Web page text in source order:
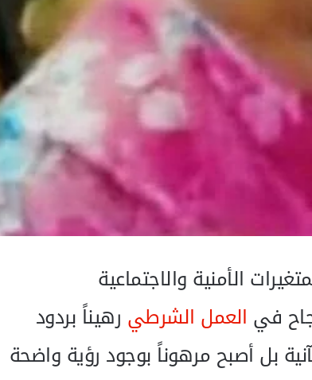
الأمنية والاجتماعية
في العمل الشرطي رهيناً بردود
بل أصبح مرهوناً بوجود رؤية واضحة